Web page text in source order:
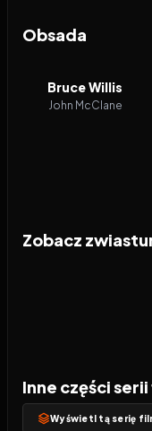
Obsada
Bruce Willis
John McClane
Zobacz
Inne części
Wyświetl tą serię